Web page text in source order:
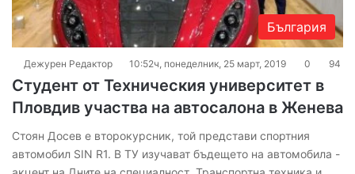
България
Дежурен Редактор 10:52ч, понеделник, 25 март, 2019 0 94
Студент от Техническия университет в
Пловдив участва на автосалона в Женева
Стоян Досев е второкурсник, той представи спортния
автомобил SIN R1. В ТУ изучават бъдещето на автомобила -